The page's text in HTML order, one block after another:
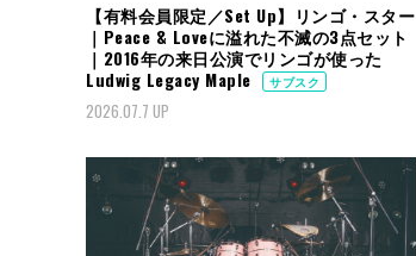
【有料会員限定／Set Up】リンゴ・スター
｜Peace & Loveに溢れた不滅の3点セット
｜2016年の来日公演でリンゴが使った
Ludwig Legacy Maple
サブスク
2026.07.7 UP